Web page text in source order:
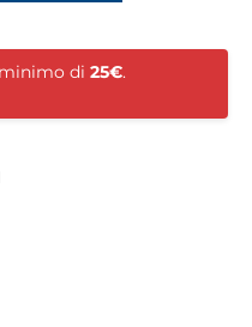
minimo di25€.